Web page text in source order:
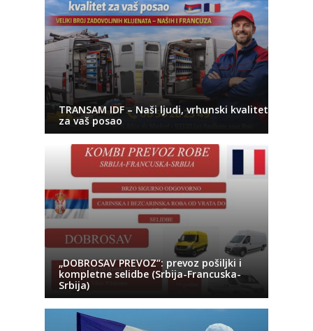
TRANSAM IDF – Naši ljudi, vrhunski kvalitet
za vaš posao
„DOBROSAV PREVOZ“: prevoz pošiljki i
kompletne selidbe (Srbija-Francuska-
Srbija)